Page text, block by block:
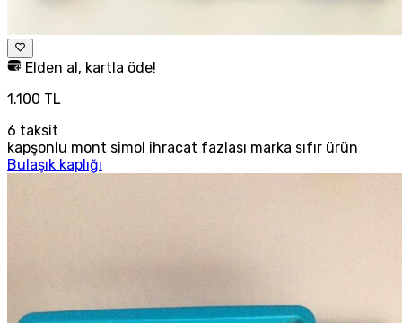
Elden al, kartla öde!
1.100 TL
6 taksit
kapşonlu mont simol ihracat fazlası marka sıfır ürün
Bulaşık kaplığı